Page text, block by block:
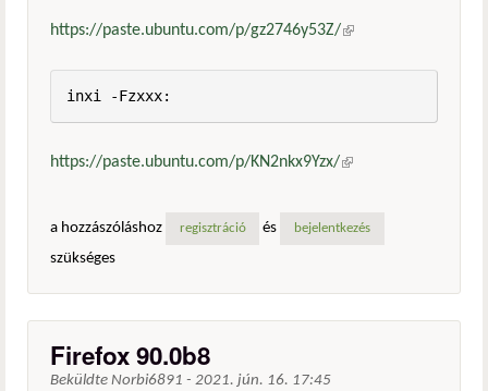
https://paste.ubuntu.com/p/gz2746y53Z/(külső
inxi -Fzxxx:
https://paste.ubuntu.com/p/KN2nkx9Yzx/(külső
a hozzászóláshoz regisztráció és bejelentkezés
szükséges
Firefox 90.0b8
Beküldte Norbi6891 - 2021. jún. 16. 17:45